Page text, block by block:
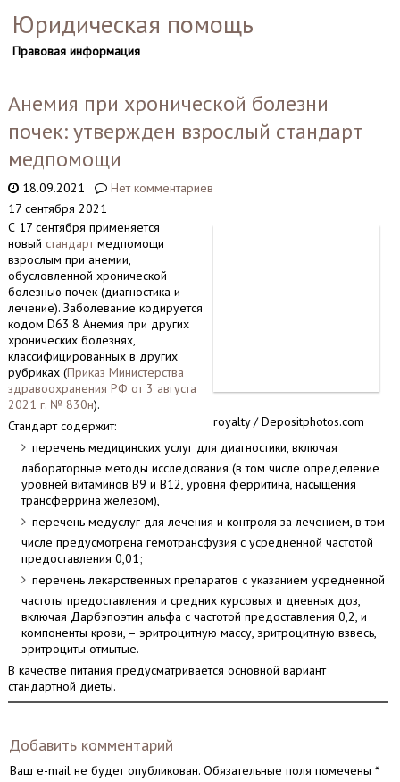
Юридическая помощь
Правовая информация
Анемия при хронической болезни
почек: утвержден взрослый стандарт
медпомощи
18.09.2021
Нет комментариев
17 сентября 2021
royalty / Depositphotos.com
С 17 сентября применяется
новый стандартмедпомощи
взрослым при анемии,
обусловленной хронической
болезнью почек (диагностика и
лечение). Заболевание кодируется
кодом D63.8 Анемия при других
хронических болезнях,
классифицированных в других
рубриках (Приказ Министерства
здравоохранения РФ от 3 августа
2021 г. № 830н).
Стандарт содержит:
перечень медицинских услуг для диагностики, включая
лабораторные методы исследования (в том числе определение
уровней витаминов B9 и B12, уровня ферритина, насыщения
трансферрина железом),
перечень медуслуг для лечения и контроля за лечением, в том
числе предусмотрена гемотрансфузия с усредненной частотой
предоставления 0,01;
перечень лекарственных препаратов с указанием усредненной
частоты предоставления и средних курсовых и дневных доз,
включая Дарбэпоэтин альфа с частотой предоставления 0,2, и
компоненты крови, – эритроцитную массу, эритроцитную взвесь,
эритроциты отмытые.
В качестве питания предусматривается основной вариант
стандартной диеты.
Добавить комментарий
Ваш e-mail не будет опубликован.Обязательные поля помечены *